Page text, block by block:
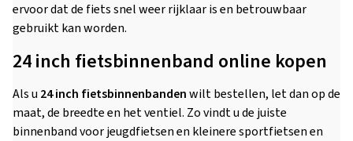
ervoor dat de fiets snel weer rijklaar is en betrouwbaar
gebruikt kan worden.
24 inch fietsbinnenband online kopen
Als u 24 inch fietsbinnenbandenwilt bestellen, let dan op de
maat, de breedte en het ventiel. Zo vindt u de juiste
binnenband voor jeugdfietsen en kleinere sportfietsen en